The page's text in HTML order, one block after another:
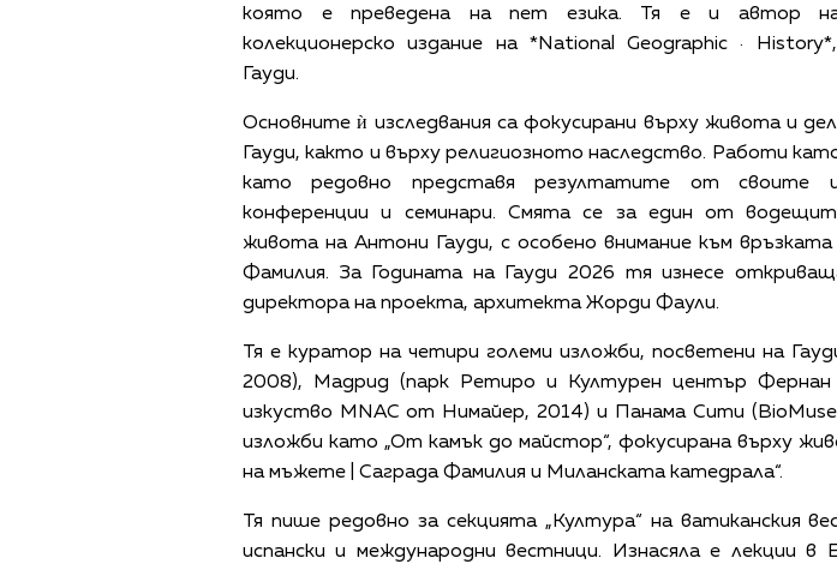
която е преведена на пет езика. Тя е и автор на
колекционерско издание на *National Geographic ·
Гауди.
Основните ѝ изследвания са фокусирани върху живота и
Гауди, както и върху религиозното наследство. Работи
като редовно представя резултатите от своите
конференции и семинари. Смята се за един от
живота на Антони Гауди, с особено внимание към връзката
Фамилия. За Годината на Гауди 2026 тя изнесе
директора на проекта, архитекта Жорди Фаули.
Тя е куратор на четири големи изложби, посветени на
2008), Мадрид (парк Ретиро и Културен център Фернан
изкуство MNAC от Нимайер, 2014) и Панама Сити
изложби като „От камък до майстор“, фокусирана върху
на мъжете | Саграда Фамилия и Миланската катедрала“.
Тя пише редовно за секцията „Култура“ на ватиканския
испански и международни вестници. Изнасяла е лекции